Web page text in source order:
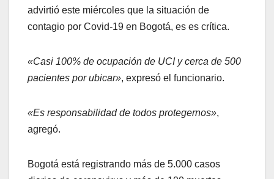
advirtió este miércoles que la situación de
contagio por Covid-19 en Bogotá, es es crítica.
«Casi 100% de ocupación de UCI y cerca de 500
pacientes por ubicar», expresó el funcionario.
«Es responsabilidad de todos protegernos»,
agregó.
Bogotá está registrando más de 5.000 casos